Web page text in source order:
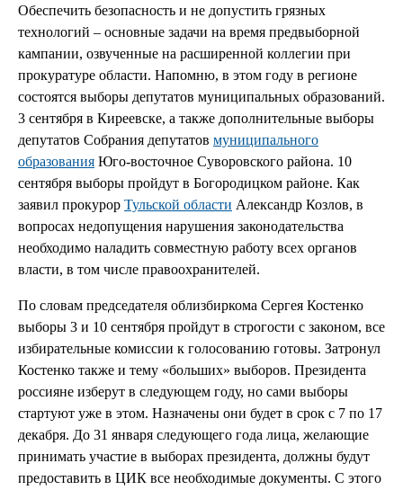
Обеспечить безопасность и не допустить грязных
технологий – основные задачи на время предвыборной
кампании, озвученные на расширенной коллегии при
прокуратуре области. Напомню, в этом году в регионе
состоятся выборы депутатов муниципальных образований.
3 сентября в Киреевске, а также дополнительные выборы
депутатов Собрания депутатов муниципального
образования Юго-восточное Суворовского района. 10
сентября выборы пройдут в Богородицком районе. Как
заявил прокурор Тульской области Александр Козлов, в
вопросах недопущения нарушения законодательства
необходимо наладить совместную работу всех органов
власти, в том числе правоохранителей.
По словам председателя облизбиркома Сергея Костенко
выборы 3 и 10 сентября пройдут в строгости с законом, все
избирательные комиссии к голосованию готовы. Затронул
Костенко также и тему «больших» выборов. Президента
россияне изберут в следующем году, но сами выборы
стартуют уже в этом. Назначены они будет в срок с 7 по 17
декабря. До 31 января следующего года лица, желающие
принимать участие в выборах президента, должны будут
предоставить в ЦИК все необходимые документы. С этого